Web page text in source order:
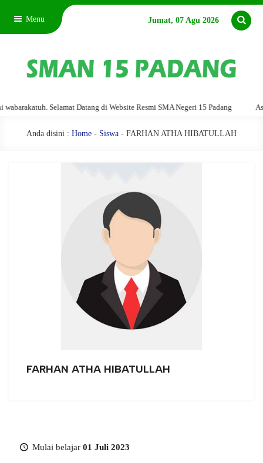
Menu Jumat, 07 Agu 2026
Selamat Datang di Website Resmi SMA Negeri 15 Padang
Anda disini : Home - Siswa - FARHAN ATHA HIBATULLAH
FARHAN ATHA HIBATULLAH
Mulai belajar 01 Juli 2023